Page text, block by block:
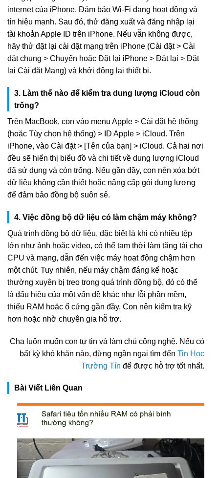
internet của iPhone. Đảm bảo Wi-Fi đang hoạt động và
tín hiệu mạnh. Sau đó, thử đăng xuất và đăng nhập lại
tài khoản Apple ID trên iPhone. Nếu vẫn không được,
hãy thử đặt lại cài đặt mạng trên iPhone (Cài đặt > Cài
đặt chung > Chuyển hoặc Đặt lại iPhone > Đặt lại > Đặt
lại Cài đặt Mạng) và khởi động lại thiết bị.
3. Làm thế nào để kiểm tra dung lượng iCloud còn
trống?
Trên MacBook, con vào menu Apple > Cài đặt hệ thống
(hoặc Tùy chọn hệ thống) > ID Apple > iCloud. Trên
iPhone, vào Cài đặt > [Tên của bạn] > iCloud. Cả hai nơi
đều sẽ hiển thị biểu đồ và chi tiết về dung lượng iCloud
đã sử dụng và còn trống. Nếu gần đầy, con nên xóa bớt
dữ liệu không cần thiết hoặc nâng cấp gói dung lượng
để đảm bảo đồng bộ suôn sẻ.
4. Việc đồng bộ dữ liệu có làm chậm máy không?
Quá trình đồng bộ dữ liệu, đặc biệt là khi có nhiều tệp
lớn như ảnh hoặc video, có thể tạm thời làm tăng tải cho
CPU và mạng, dẫn đến việc máy hoạt động chậm hơn
một chút. Tuy nhiên, nếu máy chậm đáng kể hoặc
thường xuyên bị treo trong quá trình đồng bộ, đó có thể
là dấu hiệu của một vấn đề khác như lỗi phần mềm,
thiếu RAM hoặc ổ cứng gần đầy. Con nên kiểm tra kỹ
hơn hoặc nhờ chuyên gia hỗ trợ.
Cha luôn muốn con tự tin và làm chủ công nghệ. Nếu có
bất kỳ khó khăn nào, đừng ngần ngại tìm đến Tin Học
Trường Tín để được hỗ trợ tốt nhất.
Bài Viết Liên Quan